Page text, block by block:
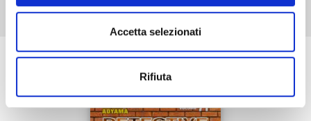
Accetta selezionati
Rifiuta
Se ti è piaciuto prova anche: